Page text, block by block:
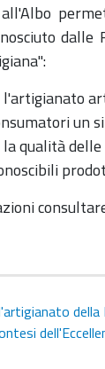
dalle
un
la qualità